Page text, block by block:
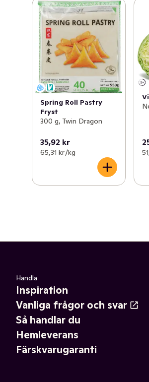
Spring Roll Pastry
Fryst
300 g, Twin Dragon
35,92 kr
65,31 kr /kg
Handla
Inspiration
Vanliga frågor och svar
Så handlar du
Hemleverans
Färskvarugaranti